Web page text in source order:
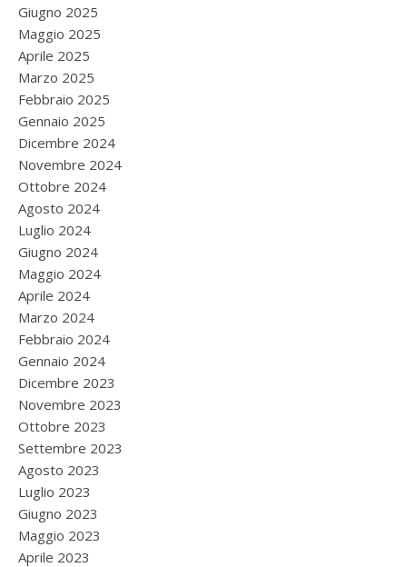
Giugno 2025
Maggio 2025
Aprile 2025
Marzo 2025
Febbraio 2025
Gennaio 2025
Dicembre 2024
Novembre 2024
Ottobre 2024
Agosto 2024
Luglio 2024
Giugno 2024
Maggio 2024
Aprile 2024
Marzo 2024
Febbraio 2024
Gennaio 2024
Dicembre 2023
Novembre 2023
Ottobre 2023
Settembre 2023
Agosto 2023
Luglio 2023
Giugno 2023
Maggio 2023
Aprile 2023